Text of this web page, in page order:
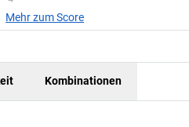
Mehr zum Score
Kombinationen